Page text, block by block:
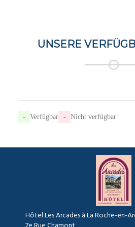
UNSERE
- Verfügbar - Nicht verfügbar
Hôtel Les Arcades à La Roche-en-